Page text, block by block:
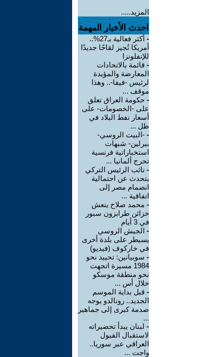
المزيد.....
احدث الأخبار المهمة
-
أكثر فعالية بـ27%..
أمريكا تُجيز لقاحًا جديدًا
للإنفلونزا
- قائمة بالاتحادات
المعارضة والمؤيدة
لرئيس -فيفا-.. وهذا
موقف ...
- حكومة العراق تعلق
على -الخصومات- على
أسعار نفط البلاد في
ظل ...
- -البيت الروسي-
ببرلين- شبهات
استخباراتية فرنسية
تحرج ألمانيا ...
- نائب الرئيس التركي
يتحدث عن احتمالية
انضمام مصر إلى
اتفاقية ...
- محمد صلاح ينعش
خزائن طرابزون سبور
في 3 أيام
- الجيش الروسي
يسيطر على بلدة أخرى
في خاركوف (فيديو)
- سوبيانين: تحييد نحو
1984 مسيرة اتجهت
نحو منطقة موسكو
خلال أس ...
- قبل بداية الموسم
الجديد.. رونالدو يوجه
صدمة كبرى إلى جماهير
...
- لبنان يبدأ تحضيراته
لاستقبال الفيول
العراقي عبر سوريا..
واجت ...